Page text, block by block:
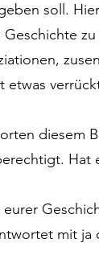
soll.
diesem
mit